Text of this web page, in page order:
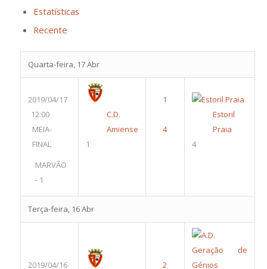
Estatísticas
Recente
Quarta-feira, 17 Abr
2019/04/17
12:00
MEIA-
FINAL
MARVÃO
- 1
C.D.
Amiense
1
Estoril
Praia
4
Terça-feira, 16 Abr
2019/04/16